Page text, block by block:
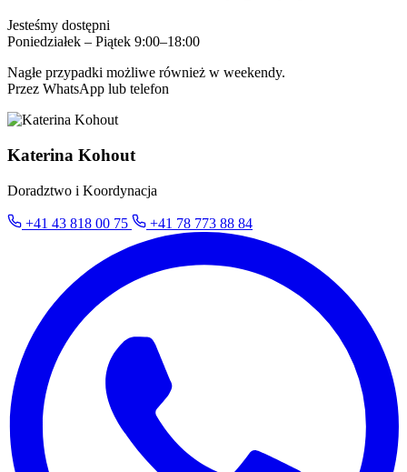
Jesteśmy dostępni
Poniedziałek – Piątek 9:00–18:00
Nagłe przypadki możliwe również w weekendy.
Przez WhatsApp lub telefon
Katerina Kohout
Doradztwo i Koordynacja
+41 43 818 00 75 +41 78 773 88 84